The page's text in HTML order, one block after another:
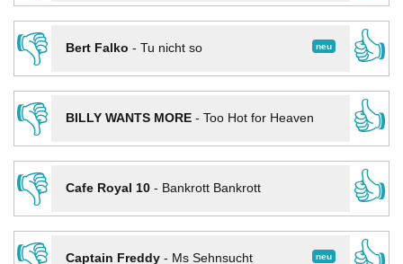
👎
neu
Bert Falko - Tu nicht so
👍
👎
BILLY WANTS MORE- Too Hot for Heaven
👍
👎
Cafe Royal 10- Bankrott Bankrott
👍
neu
Captain Freddy- Ms Sehnsucht